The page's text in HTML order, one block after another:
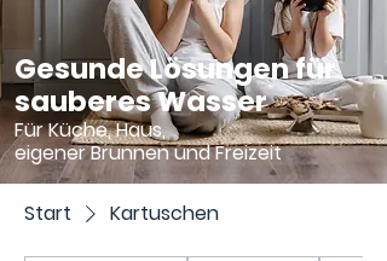
Gesunde Lösungen für
sauberes Wasser
Für Küche, Haus,
eigener Brunnen und Freizeit
Start Kartuschen